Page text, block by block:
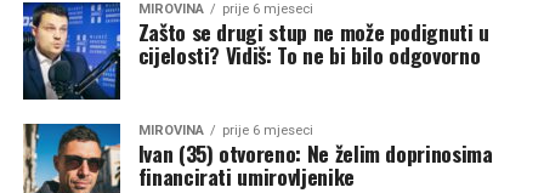
MIROVINA prije 6 mjeseci
Zašto se drugi stup ne može podignuti u
cijelosti? Vidiš: To ne bi bilo odgovorno
MIROVINA prije 6 mjeseci
Ivan (35) otvoreno: Ne želim doprinosima
financirati umirovljenike